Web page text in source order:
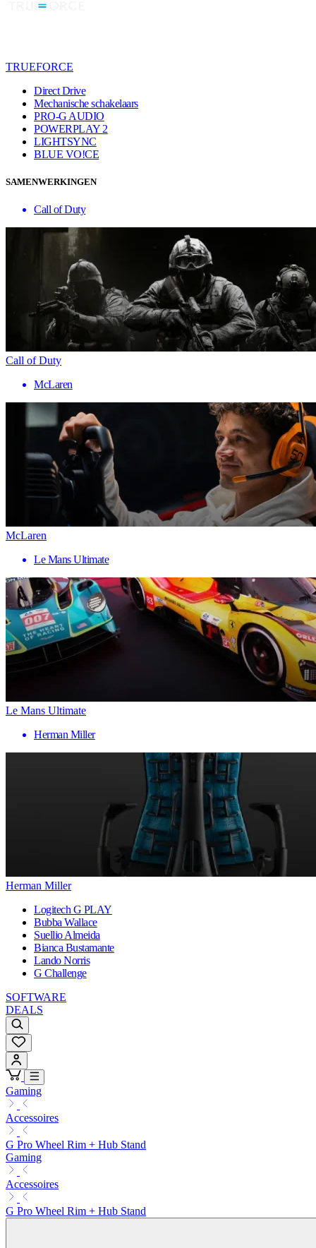
TRUEFORCE
Direct Drive
Mechanische schakelaars
PRO-G AUDIO
POWERPLAY 2
LIGHTSYNC
BLUE VO!CE
SAMENWERKINGEN
Call of Duty
Call of Duty
McLaren
McLaren
Le Mans Ultimate
Le Mans Ultimate
Herman Miller
Herman Miller
Logitech G PLAY
Bubba Wallace
Suellio Almeida
Bianca Bustamante
Lando Norris
G Challenge
SOFTWARE
DEALS
Gaming
Accessoires
G Pro Wheel Rim + Hub Stand
Gaming
Accessoires
G Pro Wheel Rim + Hub Stand